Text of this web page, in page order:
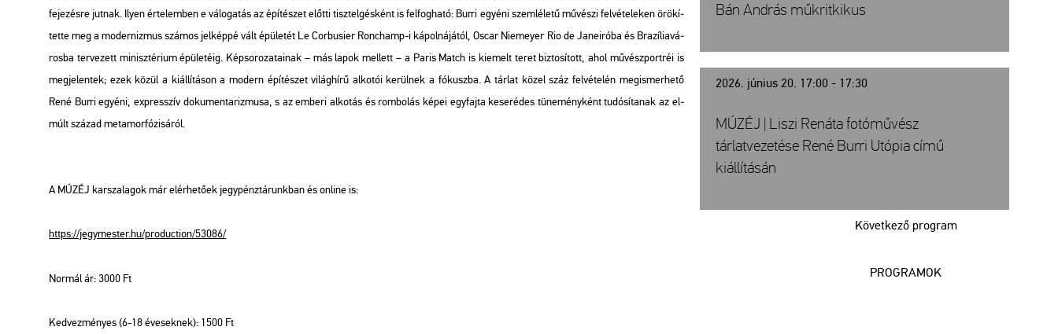
fe­je­zés­re jut­nak. Ilyen ér­te­lem­ben e vá­lo­ga­tás az épí­té­szet előt­ti tisz­tel­gés­ként is fel­fog­ha­tó: Burri egyé­ni szem­lé­le­tű mű­vé­szi fel­vé­te­le­ken örö­kí­
tet­te meg a mo­der­niz­mus szá­mos jel­kép­pé vált épü­le­tét Le Cor­bu­si­er Ronc­hamp-i ká­pol­ná­já­tól, Oscar Ni­e­meyer Rio de Ja­nei­ró­ba és Bra­zí­lia­vá­
ros­ba ter­ve­zett mi­nisz­té­ri­um épü­le­té­ig. Kép­so­ro­za­ta­i­nak – más lapok mel­lett – a Paris Match is ki­emelt teret biz­to­sí­tott, ahol mű­vész­port­réi is
meg­je­len­tek; ezek közül a ki­ál­lí­tá­son a mo­dern épí­té­szet vi­lág­hí­rű al­ko­tói ke­rül­nek a fó­kusz­ba. A tár­lat közel száz fel­vé­te­lén meg­is­mer­he­tő
René Burri egyé­ni, exp­resszív do­ku­men­ta­riz­mu­sa, s az em­be­ri al­ko­tás és rom­bo­lás képei egy­faj­ta ke­ser­édes tü­ne­mény­ként tu­dó­sí­ta­nak az el­
múlt szá­zad me­ta­mor­fó­zi­sá­ról.
A MÚZÉJ kar­sza­la­gok már el­ér­he­tő­ek jegy­pénz­tá­runk­ban és on­line is:
https://​jegy­mes­ter.​hu/​pro­duc­ti­on/​53086/
Nor­mál ár: 3000 Ft
Ked­vez­mé­nyes (6-18 éve­sek­nek): 1500 Ft
Bán András műkritkikus
2026. június 20. 17:00 - 17:30
Következő program
MÚZÉJ | Liszi Renáta fotóművész
tárlatvezetése René Burri Utópia című
kiállításán
PROGRAMOK